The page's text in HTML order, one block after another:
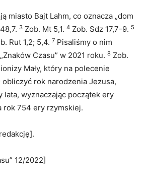
miasto Bajt Lahm, co oznacza „dom
3 Zob. Mt 5,1. 4 Zob. Sdz 17,7-9. 5
Rut 1,2; 5,4. 7 Pisaliśmy o nim
Czasu” w 2021 roku. 8 Zob.
Mały, który na polecenie
obliczyć rok narodzenia Jezusa,
lata, wyznaczając początek ery
rok 754 ery rzymskiej.
12/2022]